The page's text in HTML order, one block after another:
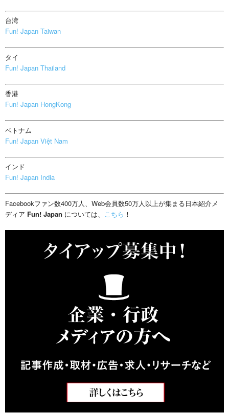
台湾
Fun! Japan Taiwan
タイ
Fun! Japan Thailand
香港
Fun! Japan HongKong
ベトナム
Fun! Japan Việt Nam
インド
Fun! Japan India
Facebookファン数400万人、Web会員数50万人以上が集まる日本紹介メ
ディア Fun! Japan については、 こちら ！